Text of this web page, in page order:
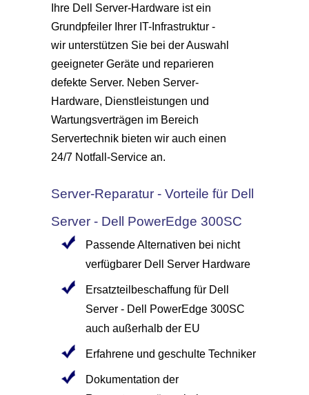
Ihre Dell Server-Hardware ist ein
Grundpfeiler Ihrer IT-Infrastruktur -
wir unterstützen Sie bei der Auswahl
geeigneter Geräte und reparieren
defekte Server. Neben Server-
Hardware, Dienstleistungen und
Wartungsverträgen im Bereich
Servertechnik bieten wir auch einen
24/7 Notfall-Service an.
Server-Reparatur - Vorteile für Dell
Server - Dell PowerEdge 300SC
Passende Alternativen bei nicht
verfügbarer Dell Server Hardware
Ersatzteilbeschaffung für Dell
Server - Dell PowerEdge 300SC
auch außerhalb der EU
Erfahrene und geschulte Techniker
Dokumentation der